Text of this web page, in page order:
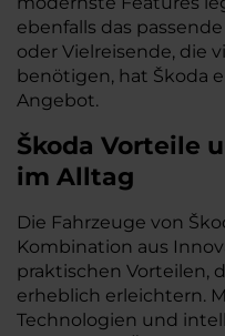
ebenfalls das
oder Vielreisende, die
benötigen, hat Škoda
Angebot.
Škoda Vorteile
im Alltag
Die Fahrzeuge von
Kombination aus
praktischen Vorteilen,
erheblich erleichtern.
Technologien und